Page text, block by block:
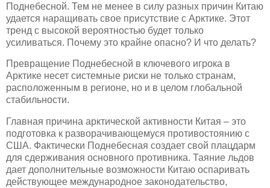
Поднебесной. Тем не менее в силу разных причин Китаю
удается наращивать свое присутствие с Арктике. Этот
тренд с высокой вероятностью будет только
усиливаться. Почему это крайне опасно? И что делать?
Превращение Поднебесной в ключевого игрока в
Арктике несет системные риски не только странам,
расположенным в регионе, но и в целом глобальной
стабильности.
Главная причина арктической активности Китая – это
подготовка к разворачивающемуся противостоянию с
США. Фактически Поднебесная создает свой плацдарм
для сдерживания основного противника. Таяние льдов
дает дополнительные возможности Китаю оспаривать
действующее международное законодательство,